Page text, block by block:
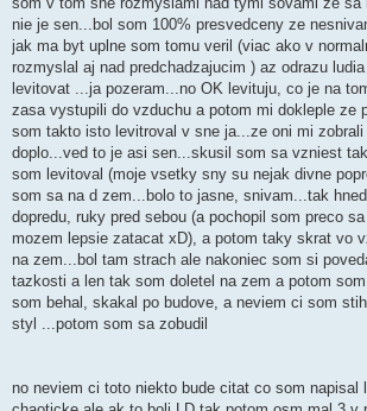
nie je sen...bol som 100% presvedceny ze
jak ma byt uplne som tomu veril (viac ako v
rozmyslal aj nad predchadzajucim ) az odrazu
levitovat ...ja pozeram...no OK levituju, co je na
zasa vystupili do vzduchu a potom mi dokleple ze
som takto isto levitroval v sne ja...ze oni mi zobrali
doplo...ved to je asi sen...skusil som sa vzniest
som levitoval (moje vsetky sny su nejak divne
som sa na d zem...bolo to jasne, snivam...tak
dopredu, ruky pred sebou (a pochopil som preco
mozem lepsie zatacat xD), a potom taky skrat vo
na zem...bol tam strach ale nakoniec som si
tazkosti a len tak som doletel na zem a potom
som behal, skakal po budove, a neviem ci som
styl ...potom som sa zobudil
no neviem ci toto niekto bude citat co som napisal